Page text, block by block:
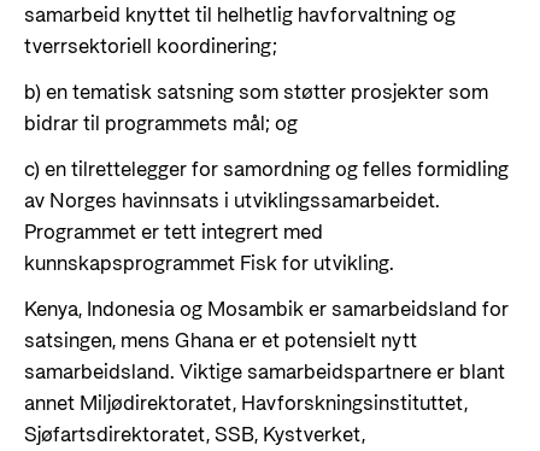
samarbeid knyttet til helhetlig havforvaltning og
tverrsektoriell koordinering;
b) en tematisk satsning som støtter prosjekter som
bidrar til programmets mål; og
c) en tilrettelegger for samordning og felles formidling
av Norges havinnsats i utviklingssamarbeidet.
Programmet er tett integrert med
kunnskapsprogrammet Fisk for utvikling.
Kenya, Indonesia og Mosambik er samarbeidsland for
satsingen, mens Ghana er et potensielt nytt
samarbeidsland. Viktige samarbeidspartnere er blant
annet Miljødirektoratet, Havforskningsinstituttet,
Sjøfartsdirektoratet, SSB, Kystverket,